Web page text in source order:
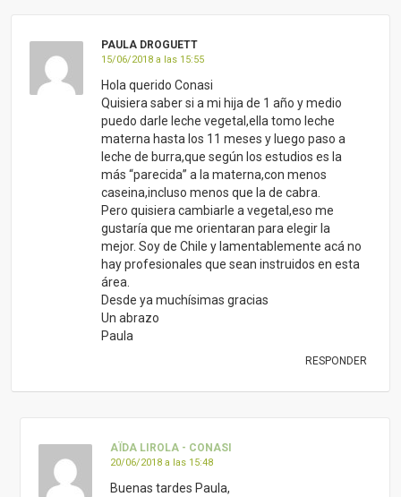
PAULA DROGUETT
15/06/2018 a las 15:55
Hola querido Conasi
Quisiera saber si a mi hija de 1 año y medio
puedo darle leche vegetal,ella tomo leche
materna hasta los 11 meses y luego paso a
leche de burra,que según los estudios es la
más “parecida” a la materna,con menos
caseina,incluso menos que la de cabra.
Pero quisiera cambiarle a vegetal,eso me
gustaría que me orientaran para elegir la
mejor. Soy de Chile y lamentablemente acá no
hay profesionales que sean instruidos en esta
área.
Desde ya muchísimas gracias
Un abrazo
Paula
RESPONDER
AÏDA LIROLA - CONASI
20/06/2018 a las 15:48
Buenas tardes Paula,